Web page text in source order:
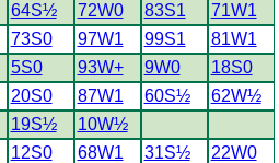
64S½ 72W0 83S1
71W1
73S0 97W1 99S1
81W1
5S0 93W+ 9W0
18S0
20S0 87W1 60S½
62W½
19S½
10W½
12S0 68W1 31S½
22W0